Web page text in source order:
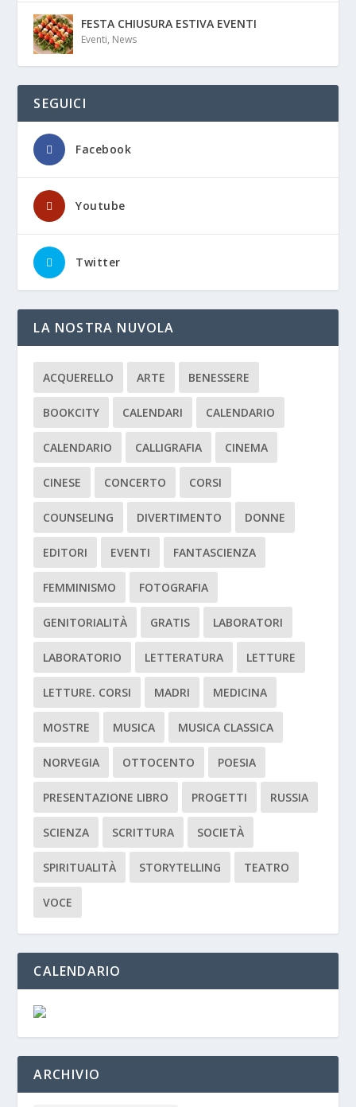
FESTA CHIUSURA ESTIVA EVENTI
Eventi, News
SEGUICI
Facebook
Youtube
Twitter
LA NOSTRA NUVOLA
ACQUERELLO ARTE BENESSERE
BOOKCITY CALENDARI CALENDARIO
CALENDARIO CALLIGRAFIA CINEMA
CINESE CONCERTO CORSI
COUNSELING DIVERTIMENTO DONNE
EDITORI EVENTI FANTASCIENZA
FEMMINISMO FOTOGRAFIA
GENITORIALITÀ GRATIS LABORATORI
LABORATORIO LETTERATURA LETTURE
LETTURE. CORSI MADRI MEDICINA
MOSTRE MUSICA MUSICA CLASSICA
NORVEGIA OTTOCENTO POESIA
PRESENTAZIONE LIBRO PROGETTI RUSSIA
SCIENZA SCRITTURA SOCIETÀ
SPIRITUALITÀ STORYTELLING TEATRO
VOCE
CALENDARIO
ARCHIVIO